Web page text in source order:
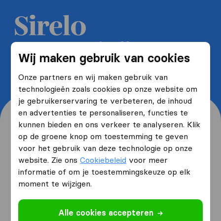
Wij maken gebruik van cookies
Onze partners en wij maken gebruik van
technologieën zoals cookies op onze website om
je gebruikerservaring te verbeteren, de inhoud
en advertenties te personaliseren, functies te
kunnen bieden en ons verkeer te analyseren. Klik
op de groene knop om toestemming te geven
voor het gebruik van deze technologie op onze
website. Zie onsCookiebeleid voor meer
informatie of om je toestemmingskeuze op elk
moment te wijzigen.
Alle cookies accepteren
Ontvang 5 gratis offertes van
verhuisbedrijven en bespaar tot
wel 40%
Waar woon je nu en waar
verhuis je naartoe?
Ik ga verhuizenvan